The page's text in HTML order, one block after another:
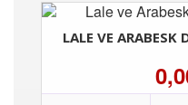
LALE VE